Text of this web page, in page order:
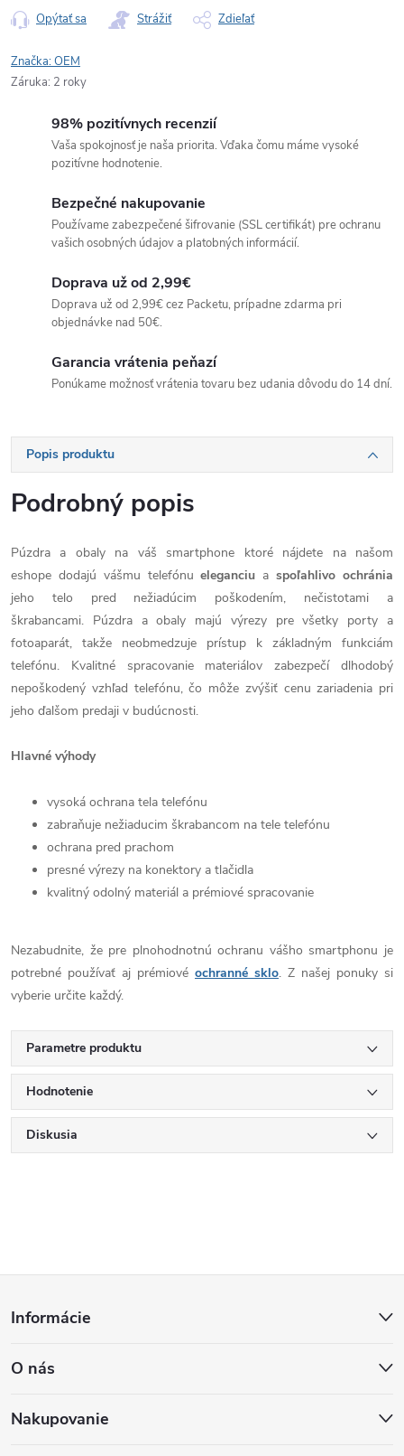
Opýtať sa Strážiť Zdieľať
Značka:OEM
Záruka: 2 roky
98% pozitívnych recenzií
Vaša spokojnosť je naša priorita. Vďaka čomu máme vysoké
pozitívne hodnotenie.
Bezpečné nakupovanie
Používame zabezpečené šifrovanie (SSL certifikát) pre ochranu
vašich osobných údajov a platobných informácií.
Doprava už od 2,99€
Doprava už od 2,99€ cez Packetu, prípadne zdarma pri
objednávke nad 50€.
Garancia vrátenia peňazí
Ponúkame možnosť vrátenia tovaru bez udania dôvodu do 14 dní.
Popis produktu
Podrobný popis
Púzdra a obaly na váš smartphone ktoré nájdete na našom
eshope dodajú vášmu telefónueleganciu aspoľahlivo ochránia
jeho telo pred nežiadúcim poškodením, nečistotami a
škrabancami. Púzdra a obaly majú výrezy pre všetky porty a
fotoaparát, takže neobmedzuje prístup k základným funkciám
telefónu. Kvalitné spracovanie materiálov zabezpečí dlhodobý
nepoškodený vzhľad telefónu, čo môže zvýšiť cenu zariadenia pri
jeho ďalšom predaji v budúcnosti.
Hlavné výhody
vysoká ochrana tela telefónu
zabraňuje nežiaducim škrabancom na tele telefónu
ochrana pred prachom
presné výrezy na konektory a tlačidla
kvalitný odolný materiál a prémiové spracovanie
Nezabudnite, že pre plnohodnotnú ochranu vášho smartphonu je
potrebné používať aj prémiové ochranné sklo. Z našej ponuky si
vyberie určite každý.
Parametre produktu
Hodnotenie
Diskusia
p
ä
Informácie
O nás
Nakupovanie